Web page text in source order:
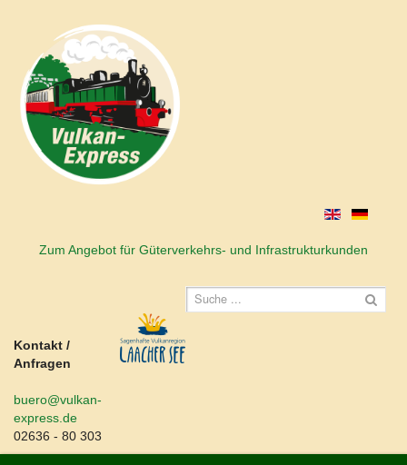
Zum Angebot für Güterverkehrs- und Infrastrukturkunden
Kontakt /
Anfragen
buero@vulkan-
express.de
02636 - 80 303